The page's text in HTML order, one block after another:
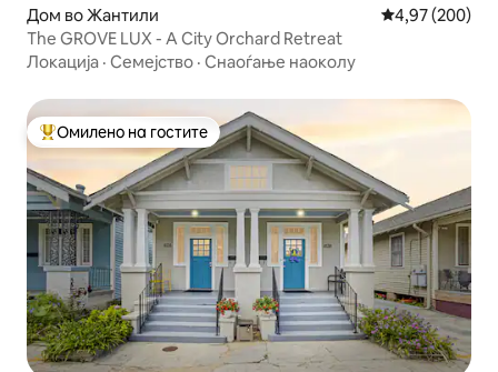
Дом во Жантили Просечна
4,97 (200)
The GROVE LUX - A City Orchard Retreat
Локација · Семејство · Снаоѓање наоколу
Меѓу најуспешните „Омилени на гостите“
Омилено на гостите